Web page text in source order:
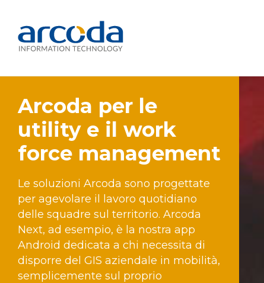
Arcoda per le
utility e il work
force management
Le soluzioni Arcoda sono progettate
per agevolare il lavoro quotidiano
delle squadre sul territorio. Arcoda
Next, ad esempio, è la nostra app
Android dedicata a chi necessita di
disporre del GIS aziendale in mobilità,
semplicemente sul proprio